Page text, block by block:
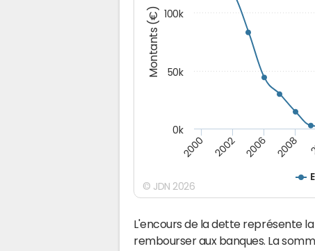
Montants (€)
2000 2002 2006 2008
0k
50k
100k
© JDN 2026
L'encours de la dette représente
rembourser aux banques. La